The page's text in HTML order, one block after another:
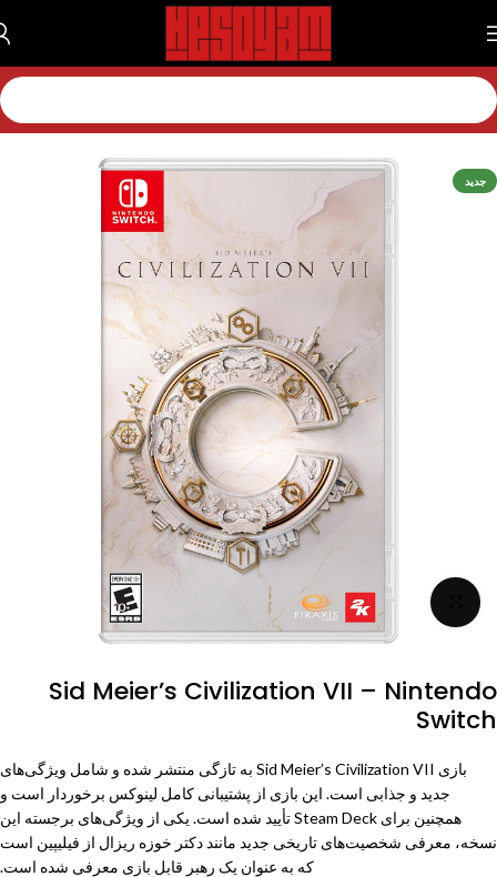
خانه بازی بازی نینتندو بازی نینتندو سویچ 1
جدید
برای بزرگنمایی کلیک کنید
Sid Meier’s Civilization VII – Nintendo
Switch
بازی Sid Meier’s Civilization VII به تازگی منتشر شده و شامل ویژگی‌های
جدید و جذابی است. این بازی از پشتیبانی کامل لینوکس برخوردار است و
همچنین برای Steam Deckتأیید شده است. یکی از ویژگی‌های برجسته این
نسخه، معرفی شخصیت‌های تاریخی جدید مانند دکتر خوزه ریزال از فیلیپین است
که به عنوان یک رهبر قابل بازی معرفی شده است.